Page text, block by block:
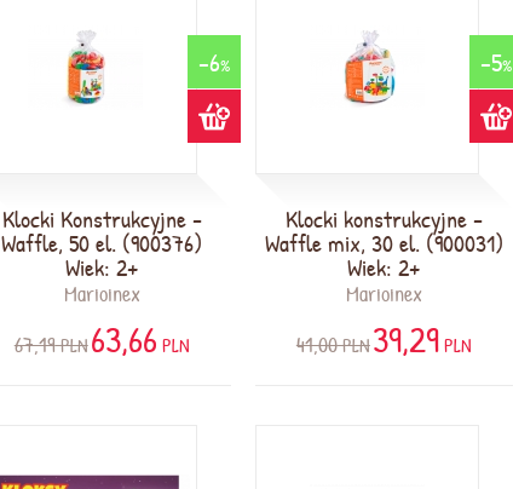
-6%
Klocki Konstrukcyjne -
Waffle, 50 el. (900376)
Wiek: 2+
Marioinex
67,19PLN63,66 PLN
-5%
Klocki konstrukcyjne -
Waffle mix, 30 el. (900031)
Wiek: 2+
Marioinex
41,00PLN39,29PLN